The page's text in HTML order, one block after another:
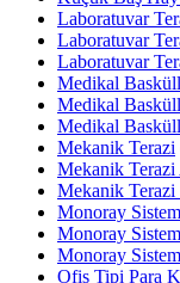
Laboratuvar
Laboratuvar
Laboratuvar
Medikal
Medikal
Medikal
Mekanik Terazi
Mekanik Terazi
Mekanik Terazi
Monoray
Monoray
Monoray
Ofis Tipi Para